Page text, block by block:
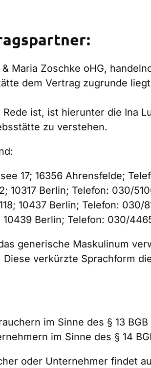
Maria Zoschke oHG,
dem Vertrag zugrunde
ist, ist hierunter die Ina
zu verstehen.
17; 16356 Ahrensfelde;
10317 Berlin; Telefon: 030/
10437 Berlin; Telefon: 030/
Berlin; Telefon: 030/
generische Maskulinum
verkürzte Sprachform
im Sinne des § 13 BGB
im Sinne des § 14
oder Unternehmer findet